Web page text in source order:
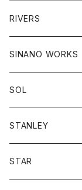
RIVERS
SINANO WORKS
SOL
STANLEY
STAR